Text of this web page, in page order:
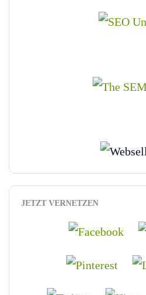
JETZT VERNETZEN